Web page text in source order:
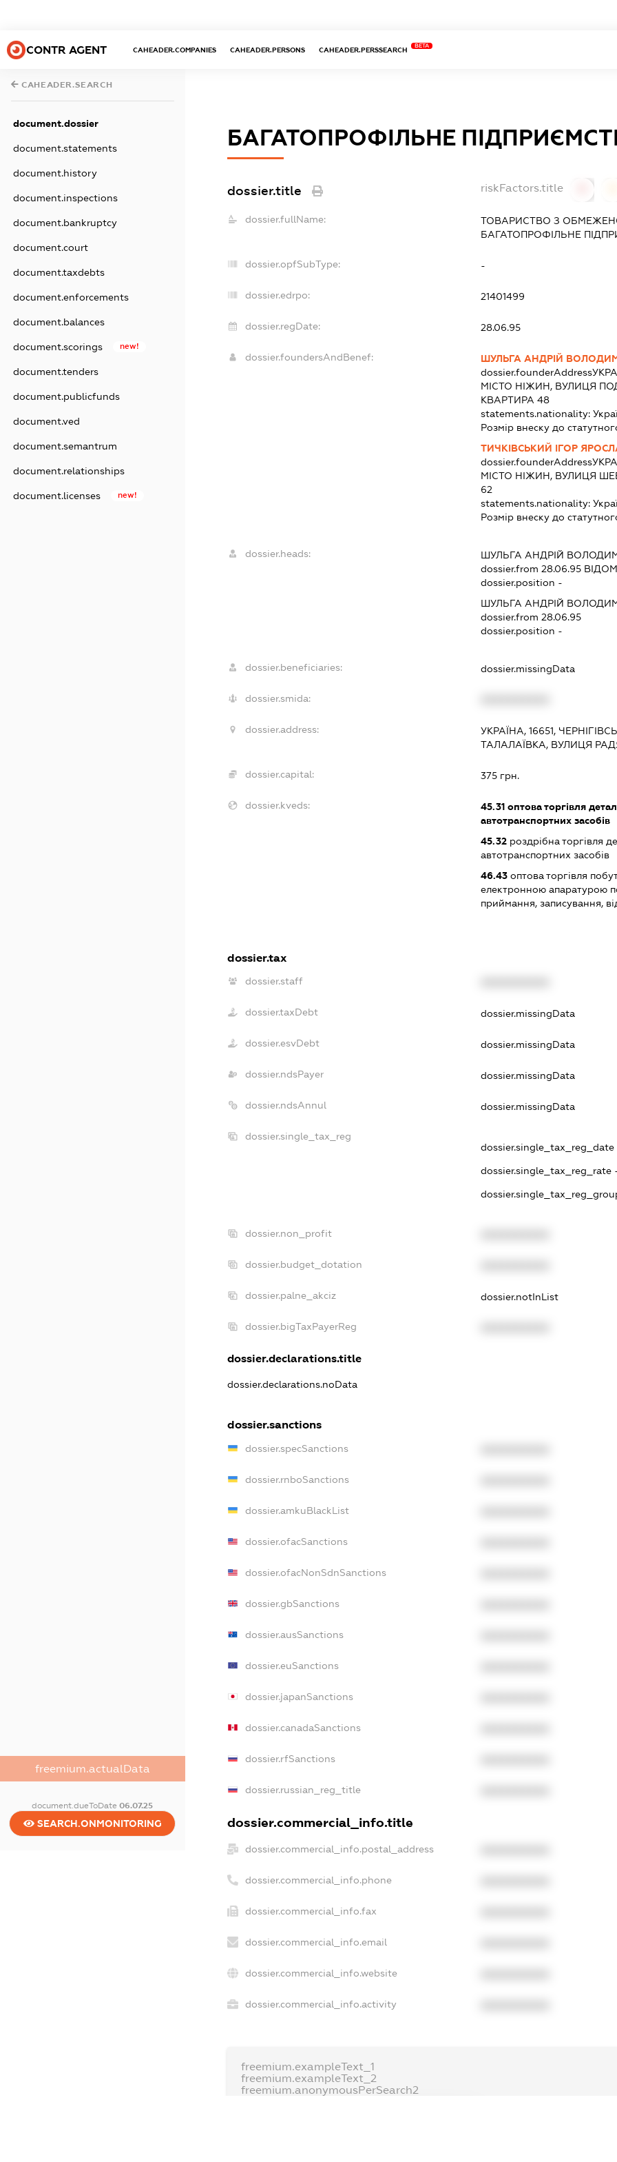
CONTR AGENT CAHEADER.COMPANIES CAHEADER.PERSONS CAHEADER.PERSSEARCH
BETA
CAHEADER.SEARCH
document.dossier
document.statements
document.history
document.inspections
document.bankruptcy
document.court
document.taxdebts
document.enforcements
document.balances
document.scorings new!
document.tenders
document.publicfunds
document.ved
document.semantrum
document.relationships
document.licenses new!
freemium.actualData
document.dueToDate06.07.25
SEARCH.ONMONITORING
БАГАТОПРОФІЛЬНЕ
dossier.title riskFactors.title
dossier.fullName:
ТОВАРИСТВО З
БАГАТОПРОФІЛЬНЕ
dossier.opfSubType: -
dossier.edrpo: 21401499
dossier.regDate: 28.06.95
dossier.foundersAndBenef:
ШУЛЬГА АНДРІЙ
dossier.founderAddress
МІСТО НІЖИН, ВУЛИЦЯ
КВАРТИРА 48
statements.nationality:
Розмір внеску до
ТИЧКІВСЬКИЙ ІГОР
dossier.founderAddress
МІСТО НІЖИН, ВУЛИЦЯ
62
statements.nationality:
Розмір внеску до
dossier.heads: ШУЛЬГА АНДРІЙ
dossier.from 28.06.95
dossier.position -
ШУЛЬГА АНДРІЙ
dossier.from 28.06.95
dossier.position -
dossier.beneficiaries: dossier.missingData
dossier.smida:
dossier.address:
УКРАЇНА, 16651,
ТАЛАЛАЇВКА, ВУЛИЦЯ
dossier.capital: 375 грн.
dossier.kveds: 45.31 оптова торгівля
автотранспортних засобів
45.32 роздрібна торгівля
автотранспортних засобів
46.43 оптова торгівля
електронною апаратурою
приймання, записування,
dossier.tax
dossier.staff
dossier.taxDebt dossier.missingData
dossier.esvDebt dossier.missingData
dossier.ndsPayer dossier.missingData
dossier.ndsAnnul dossier.missingData
dossier.single_tax_reg
dossier.single_tax_reg_date -
dossier.single_tax_reg_rate
dossier.non_profit
dossier.budget_dotation
dossier.palne_akciz dossier.notInList
dossier.bigTaxPayerReg
dossier.declarations.title
dossier.declarations.noData
dossier.sanctions
dossier.specSanctions
dossier.rnboSanctions
dossier.amkuBlackList
dossier.ofacSanctions
dossier.ofacNonSdnSanctions
dossier.gbSanctions
dossier.ausSanctions
dossier.euSanctions
dossier.japanSanctions
dossier.canadaSanctions
dossier.rfSanctions
dossier.russian_reg_title
dossier.commercial_info.title
dossier.commercial_info.postal_address
dossier.commercial_info.phone
dossier.commercial_info.fax
dossier.commercial_info.email
dossier.commercial_info.website
dossier.commercial_info.activity
freemium.exampleText_1
freemium.exampleText_2
freemium.anonymousPerSearch2